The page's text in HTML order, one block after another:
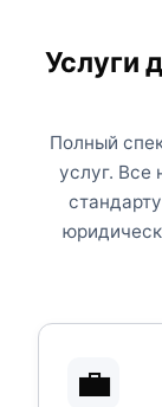
Услуги
Полный
услуг. Все
💼